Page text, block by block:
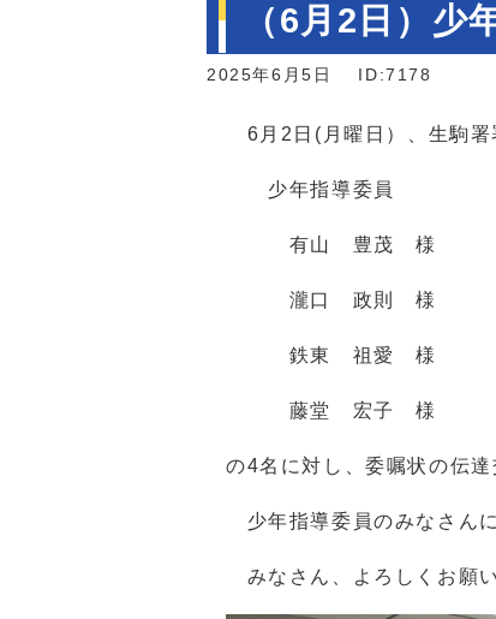
（6月2日）少
2025年6月5日 ID:7178
6月2日(月曜日）、生駒署
少年指導委員
有山 豊茂 様
瀧口 政則 様
鉄東 祖愛 様
藤堂 宏子 様
の4名に対し、委嘱状の伝達
少年指導委員のみなさん
みなさん、よろしくお願